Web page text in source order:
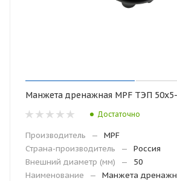
Манжета дренажная MPF ТЭП
Достаточно
Производитель —
MPF
Страна-производитель
—
Россия
Внешний диаметр (мм)
—
50
Наименование
— Манжета